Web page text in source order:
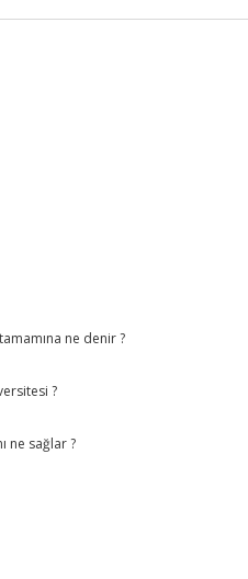
ne denir ?
?
ne sağlar ?